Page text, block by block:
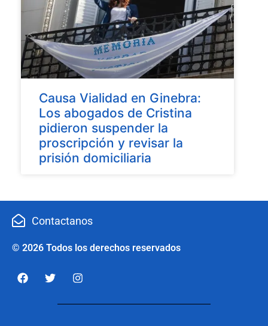
Causa Vialidad en Ginebra:
Los abogados de Cristina
pidieron suspender la
proscripción y revisar la
prisión domiciliaria
Contactanos
© 2026 Todos los derechos reservados